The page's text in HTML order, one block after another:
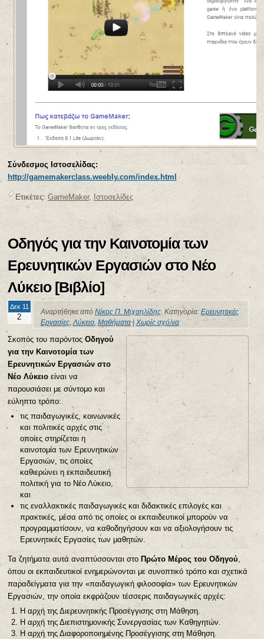
Σύνδεσμος Ιστοσελίδας:
http://gamemakerclass.weebly.com/index.html
Ετικέτες: GameMaker, Ιστοσελίδες
Οδηγός για την Καινοτομία των
Ερευνητικών Εργασιών στο Νέο
Λύκειο [Βιβλίο]
Δεκ 11
2
Αναρτήθηκε από Νίκος Π. Μιχαηλίδης. Κατηγορία: Ερευνητικές
Εργασίες,Λύκειο, Μαθήματα| Χωρίς σχόλια
Σκοπός του παρόντοςΟδηγού
για την Καινοτομία των
Ερευνητικών Εργασιών στο
Νέο Λύκειοείναι να
παρουσιάσει με σύντομο και
εύληπτο τρόπο:
τις παιδαγωγικές, κοινωνικές
και πολιτικές αρχές στις
οποίες στηρίζεται η
καινοτομία των Ερευνητικών
Εργασιών, τις οποίες
καθιερώνει η εκπαιδευτική
πολιτική για το Νέο Λύκειο,
και
τις εναλλακτικές παιδαγωγικές και διδακτικές επιλογές και
πρακτικές, μέσα από τις οποίες οι εκπαιδευτικοί μπορούν να
προγραμματίσουν, να καθοδηγήσουν και να αξιολογήσουν τις
Ερευνητικές Εργασίες των μαθητών.
Τα ζητήματα αυτά αναπτύσσονται στο Πρώτο Μέρος του Οδηγού
όπου οι εκπαιδευτικοί ενημερώνονται με συνοπτικό τρόπο και σχετικά
παραδείγματα για την «παιδαγωγική φιλοσοφία» των Ερευνητικών
Εργασιών, την οποία εκφράζουν τέσσερις παιδαγωγικές αρχές:
Η αρχή της Διερευνητικής Προσέγγισης στη Μάθηση.
Η αρχή της Διεπιστημονικής Συνεργασίας των Καθηγητών.
Η αρχή της Διαφοροποιημένης Προσέγγισης στη Μάθηση.